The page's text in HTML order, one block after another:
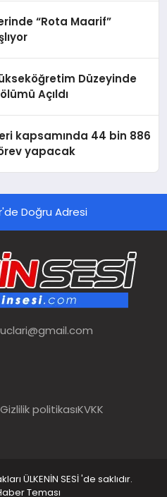
“Rota Maarif”
Düzeyinde
Açıldı
kapsamında 44 bin 886
yapacak
Doğru Adresi
Gizlilik politikasıKVKK
ÜLKENİN SESİ 'de saklıdır.
Teması